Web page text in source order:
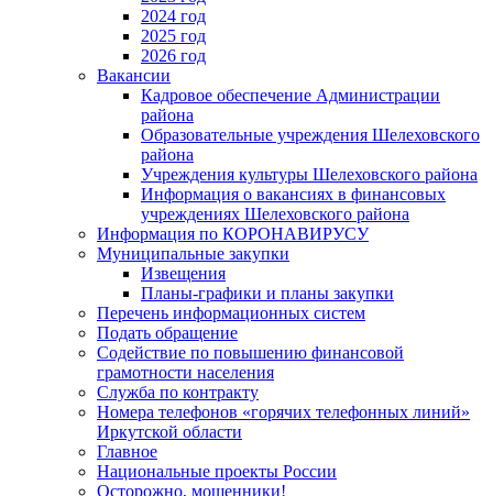
2024 год
2025 год
2026 год
Вакансии
Кадровое обеспечение Администрации
района
Образовательные учреждения Шелеховского
района
Учреждения культуры Шелеховского района
Информация о вакансиях в финансовых
учреждениях Шелеховского района
Информация по КОРОНАВИРУСУ
Муниципальные закупки
Извещения
Планы-графики и планы закупки
Перечень информационных систем
Подать обращение
Содействие по повышению финансовой
грамотности населения
Служба по контракту
Номера телефонов «горячих телефонных линий»
Иркутской области
Главное
Национальные проекты России
Осторожно, мошенники!